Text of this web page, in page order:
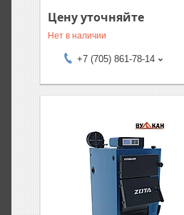
Цену уточняйте
Нет в наличии
+7 (705) 861-78-14